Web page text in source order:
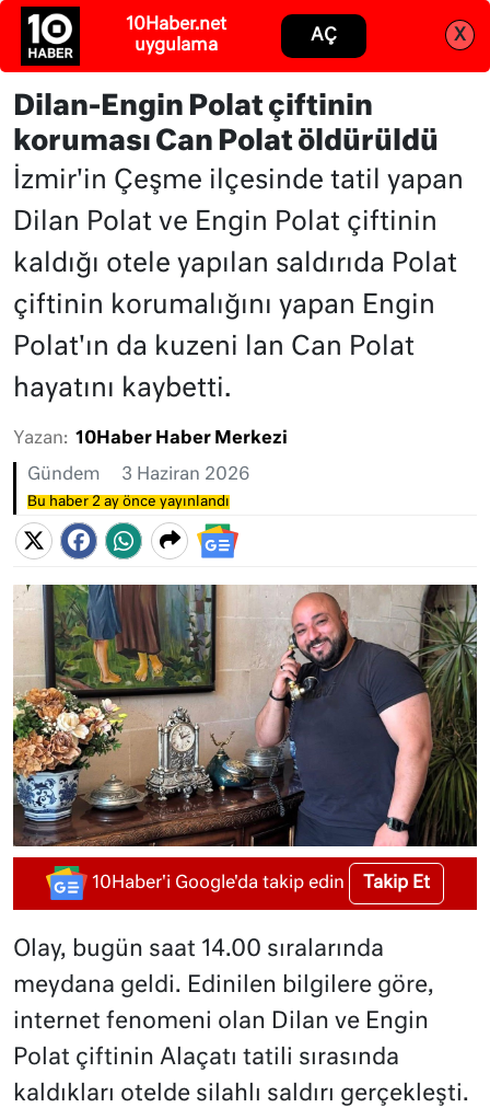
Abone ol Giriş
Dilan-Engin Polat çiftinin
koruması Can Polat öldürüldü
İzmir'in Çeşme ilçesinde tatil yapan
Dilan Polat ve Engin Polat çiftinin
kaldığı otele yapılan saldırıda Polat
çiftinin korumalığını yapan Engin
Polat'ın da kuzeni lan Can Polat
hayatını kaybetti.
Yazan: 10Haber Haber Merkezi
Gündem 3 Haziran 2026
Bu haber 2 ay önce yayınlandı
10Haber'i Google'da takip edin Takip Et
Olay, bugün saat 14.00 sıralarında
meydana geldi. Edinilen bilgilere göre,
internet fenomeni olan Dilan ve Engin
Polat çiftinin Alaçatı tatili sırasında
kaldıkları otelde silahlı saldırı gerçekleşti.